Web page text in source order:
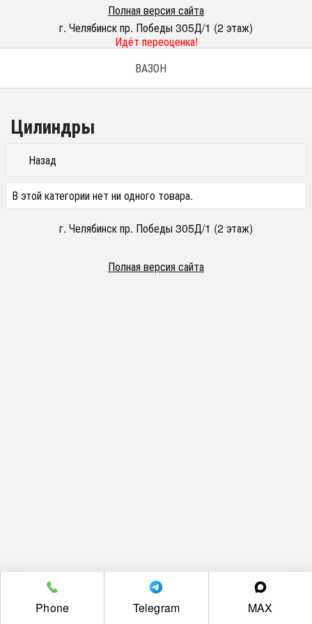
Полная версия сайта
г. Челябинск пр. Победы 305Д/1 (2 этаж)
Идёт переоценка!
ВАЗОН
Цилиндры
Назад
В этой категории нет ни одного товара.
г. Челябинск пр. Победы 305Д/1 (2 этаж)
Полная версия сайта
Phone Telegram MAX